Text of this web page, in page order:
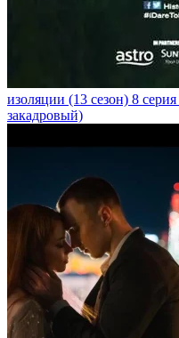
изоляции (13 сезон) 8 серия
закадровый)